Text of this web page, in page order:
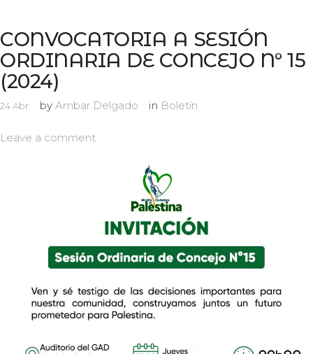
CONVOCATORIA A SESIÓN
ORDINARIA DE CONCEJO N° 15
(2024)
24Abr by Ambar Delgado in Boletín
Leave a comment